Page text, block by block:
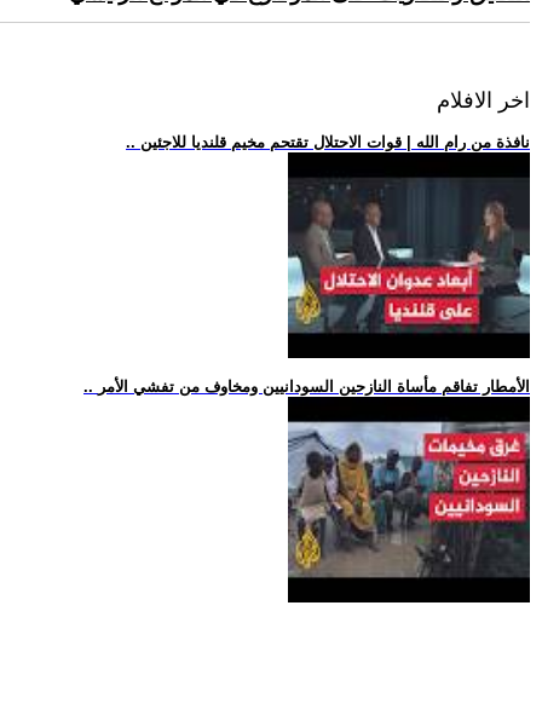
اخر الافلام
.. نافذة من رام الله | قوات الاحتلال تقتحم مخيم قلنديا للاجئين
.. الأمطار تفاقم مأساة النازحين السودانيين ومخاوف من تفشي الأمر